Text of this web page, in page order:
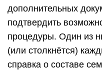
дополнительных
подтвердить
процедуры. Один из
(или столкнётся)
справка о составе